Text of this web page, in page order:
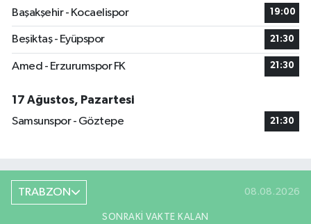
Başakşehir - Kocaelispor
19:00
Beşiktaş - Eyüpspor 21:30
Amed - Erzurumspor FK 21:30
17 Ağustos, Pazartesi
Samsunspor - Göztepe
21:30
TRABZON 08.08.2026
SONRAKI VAKTE KALAN